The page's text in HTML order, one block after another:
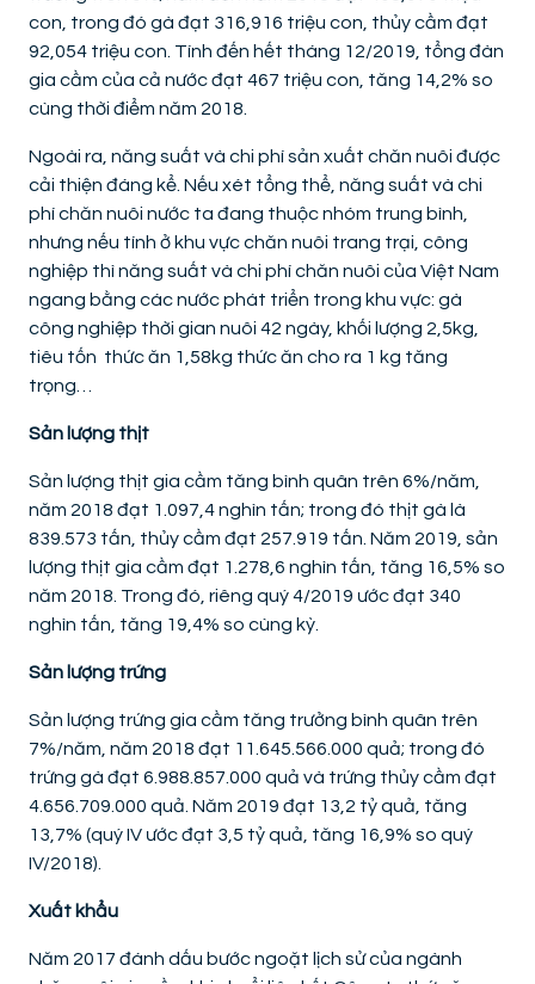
con, trong đó gà đạt 316,916 triệu con, thủy cầm đạt
92,054 triệu con. Tính đến hết tháng 12/2019, tổng đàn
gia cầm của cả nước đạt 467 triệu con, tăng 14,2% so
cùng thời điểm năm 2018.
Ngoài ra, năng suất và chi phí sản xuất chăn nuôi được
cải thiện đáng kể. Nếu xét tổng thể, năng suất và chi
phí chăn nuôi nước ta đang thuộc nhóm trung bình,
nhưng nếu tính ở khu vực chăn nuôi trang trại, công
nghiệp thì năng suất và chi phí chăn nuôi của Việt Nam
ngang bằng các nước phát triển trong khu vực: gà
công nghiệp thời gian nuôi 42 ngày, khối lượng 2,5kg,
tiêu tốn thức ăn 1,58kg thức ăn cho ra 1 kg tăng
trọng…
Sản lượng thịt
Sản lượng thịt gia cầm tăng bình quân trên 6%/năm,
năm 2018 đạt 1.097,4 nghìn tấn; trong đó thịt gà là
839.573 tấn, thủy cầm đạt 257.919 tấn. Năm 2019, sản
lượng thịt gia cầm đạt 1.278,6 nghìn tấn, tăng 16,5% so
năm 2018. Trong đó, riêng quý 4/2019 ước đạt 340
nghìn tấn, tăng 19,4% so cùng kỳ.
Sản lượng trứng
Sản lượng trứng gia cầm tăng trưởng bình quân trên
7%/năm, năm 2018 đạt 11.645.566.000 quả; trong đó
trứng gà đạt 6.988.857.000 quả và trứng thủy cầm đạt
4.656.709.000 quả. Năm 2019 đạt 13,2 tỷ quả, tăng
13,7% (quý IV ước đạt 3,5 tỷ quả, tăng 16,9% so quý
IV/2018).
Xuất khẩu
Năm 2017 đánh dấu bước ngoặt lịch sử của ngành